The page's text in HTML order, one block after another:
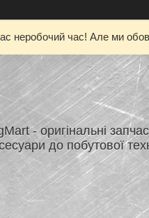
неробочий час! Але ми
- оригінальні
до побутової